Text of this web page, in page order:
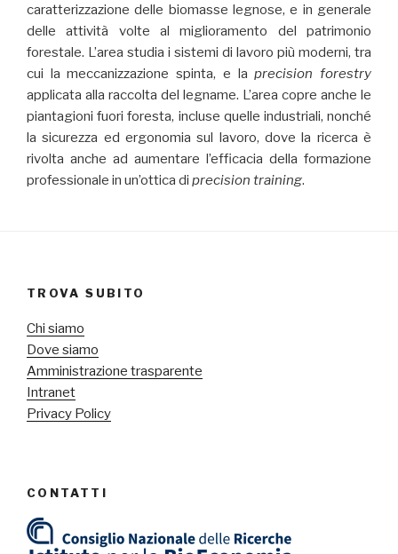
caratterizzazione delle biomasse legnose, e in generale
delle attività volte al miglioramento del patrimonio
forestale. L’area studia i sistemi di lavoro più moderni, tra
cui la meccanizzazione spinta, e laprecision forestry
applicata alla raccolta del legname. L’area copre anche le
piantagioni fuori foresta, incluse quelle industriali, nonché
la sicurezza ed ergonomia sul lavoro, dove la ricerca è
rivolta anche ad aumentare l’efficacia della formazione
professionale in un’ottica di precision training.
TROVA SUBITO
Chi siamo
Dove siamo
Amministrazione trasparente
Intranet
Privacy Policy
CONTATTI